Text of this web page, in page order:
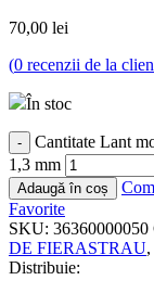
70,00 lei
(0 recenzii de la
În stoc
Cantitate Lant
1,3 mm
Adaugă în coș
Favorite
SKU: 36360000050
DE FIERASTRAU,
Distribuie: